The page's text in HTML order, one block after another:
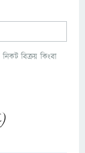
বিক্রয় কিংবা